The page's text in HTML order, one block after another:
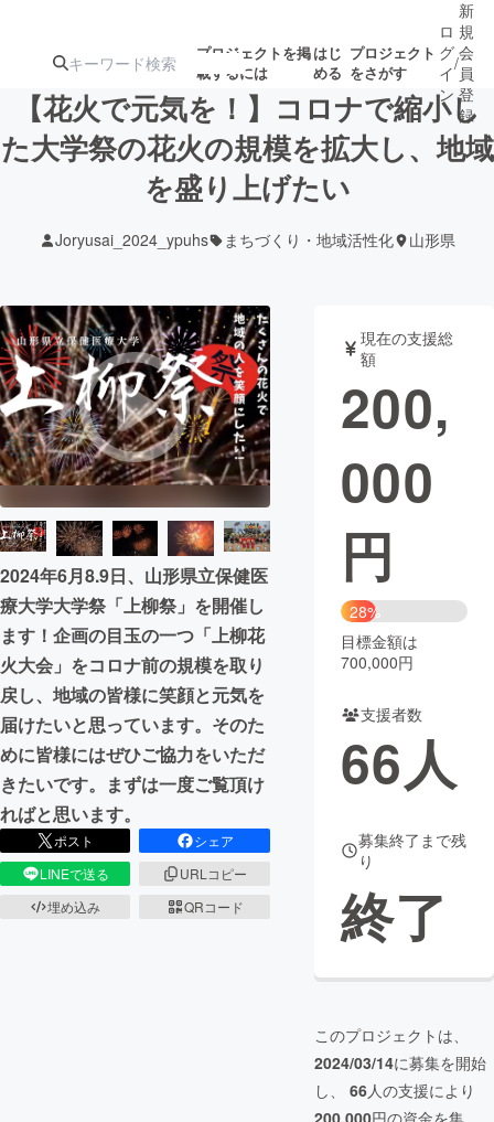
プロジェクトを掲
載するには
はじ
める
プロジェクト
をさがす
注目のリ 注目の新着プロ
ジェクト
募集終了が近いプ
ロジェクト
テクノロジー・ガジェット
映像・映画 書籍・雑誌
ビジネス・起業 チャレンジ
まちづくり・地域活性化
CAMPFIRE for Social Good
CAMPFIRE Creation
CAMPFIREふるさと納税machi-ya コミュニティ
ロ
グ
イ
ン
/
新
規
会
員
登
録
【花火で元気を！】コロナで縮小し
た大学祭の花火の規模を拡大し、地域
を盛り上げたい
Joryusai_2024_ypuhs まちづくり・地域活性化 山形県
2024年6月8.9日、山形県立保健医
療大学大学祭「上柳祭」を開催し
ます！企画の目玉の一つ「上柳花
火大会」をコロナ前の規模を取り
戻し、地域の皆様に笑顔と元気を
届けたいと思っています。そのた
めに皆様にはぜひご協力をいただ
きたいです。まずは一度ご覧頂け
ればと思います。
ポスト
シェア
LINEで送る
URLコピー
埋め込み
QRコード
現在の支援総
額
200,
000
円
28%
目標金額は
700,000円
支援者数
66人
募集終了まで残
り
終了
このプロジェクトは、
2024/03/14に募集を開始
し、 66人の支援により
200,000円の資金を集